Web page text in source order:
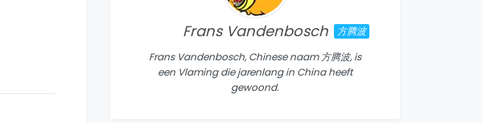
Frans Vandenbosch
方腾波
Frans Vandenbosch, Chinese naam 方腾波, is
een Vlaming die jarenlang in China heeft
gewoond.